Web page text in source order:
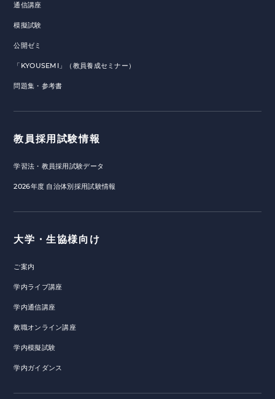
通信講座
模擬試験
公開ゼミ
「KYOUSEMI」（教員養成セミナー）
問題集・参考書
教員採用試験情報
学習法・教員採用試験データ
2026年度 自治体別採用試験情報
大学・生協様向け
ご案内
学内ライブ講座
学内通信講座
教職オンライン講座
学内模擬試験
学内ガイダンス